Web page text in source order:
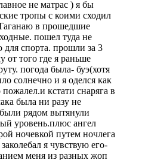
не матрас ) я бы
тропы с коими сходил
в прошедшие
пошел туда не
для спорта. прошли за 3
от того где я раньше
погода была- буэ(хотя
солнечно и я оделся как
кстати снаряга в
была ни разу не
рядом вытянули
уровень.плюс ангел
ночевкой путем ночлега
я чувствую его-
меня из разных жоп